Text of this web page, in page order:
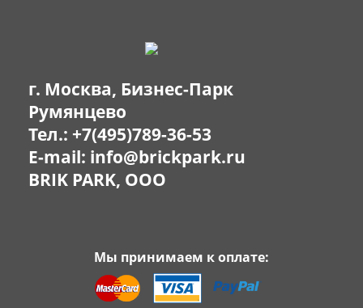
г. Москва, Бизнес-Парк
Румянцево
Тел.: +7(495)789-36-53
E-mail: info@brickpark.ru
BRIK PARK, OOO
Мы принимаем к оплате: